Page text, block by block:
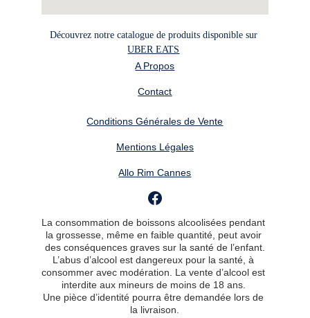
Contact
A Propos
La consommation de boissons alcoolisées pendant
la grossesse, même en faible quantité, peut avoir
des conséquences graves sur la santé de l’enfant.
L’abus d’alcool est dangereux pour la santé, à
consommer avec modération. La vente d’alcool est
interdite aux mineurs de moins de 18 ans.
Une pièce d’identité pourra être demandée lors de
la livraison.
Conditions Générales de Vente
Mentions Légales
Allo Rim Cannes
Découvrez notre catalogue de produits disponible sur
UBER EATS